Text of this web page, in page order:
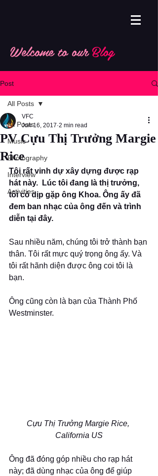
Welcome to ourBlog
Post
All Posts
Music
Photography
Interview
Activities
All Posts
PV Cựu Thị Trưởng Margie
Rice
VFC
Jun 16, 2017 2 min read
Tôi rất vinh dự xây dựng được rạp
hát này.  Lúc tôi đang là thị trưởng,
tôi có dịp gặp ông Khoa. Ông ấy đã
đem ban nhạc của ông đến và trình
diễn tại đây.
Sau nhiều năm, chúng tôi trở thành bạn
thân. Tôi rất mực quý trọng ông ấy. Và
tôi rất hãnh diện được ông coi tôi là
bạn.
Ông cũng còn là bạn của Thành Phố
Westminster.
Cựu Thị Trưởng Margie Rice,
California US
Ông đã đóng góp nhiều cho rạp hát
này; đã dùng nhạc của ông để giúp